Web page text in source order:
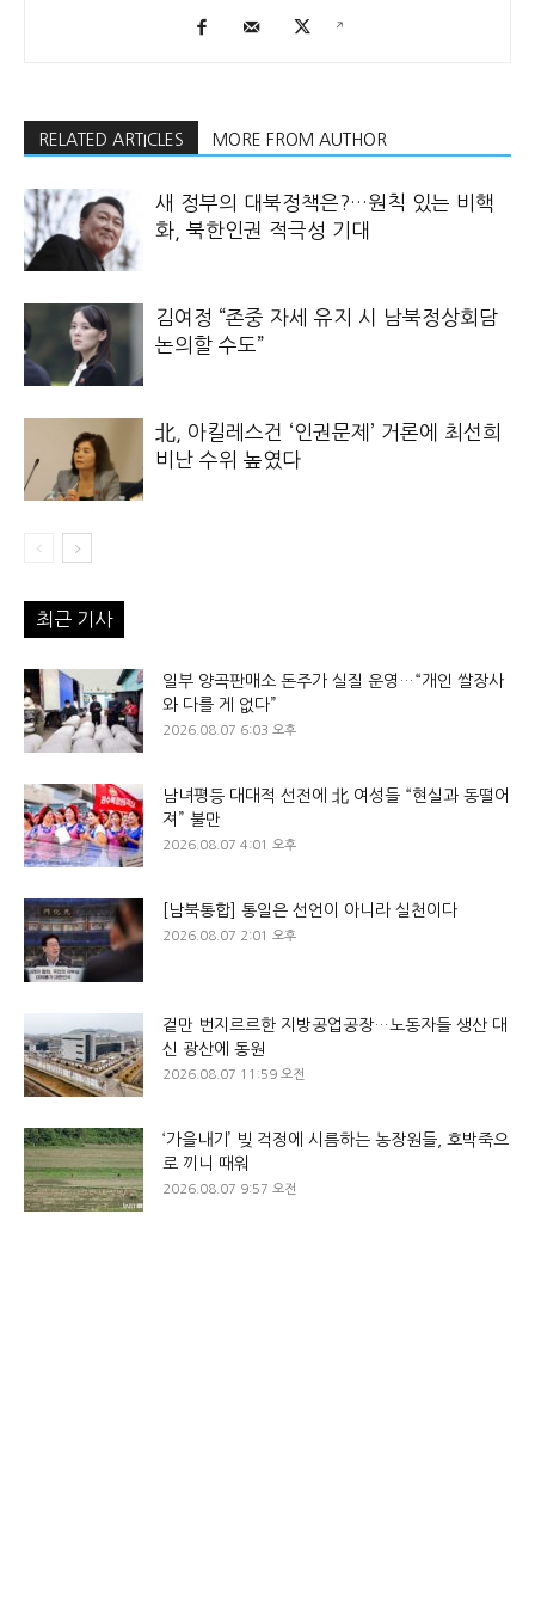
RELATED ARTICLES MORE FROM AUTHOR
새 정부의 대북정책은?…원칙 있는 비핵
화, 북한인권 적극성 기대
김여정 “존중 자세 유지 시 남북정상회담
논의할 수도”
北, 아킬레스건 ‘인권문제’ 거론에 최선희
비난 수위 높였다
최근 기사
일부 양곡판매소 돈주가 실질 운영…“개인 쌀장사
와 다를 게 없다”
2026.08.07 6:03 오후
남녀평등 대대적 선전에 北 여성들 “현실과 동떨어
져” 불만
2026.08.07 4:01 오후
[남북통합] 통일은 선언이 아니라 실천이다
2026.08.07 2:01 오후
겉만 번지르르한 지방공업공장…노동자들 생산 대
신 광산에 동원
2026.08.07 11:59 오전
‘가을내기’ 빚 걱정에 시름하는 농장원들, 호박죽으
로 끼니 때워
2026.08.07 9:57 오전